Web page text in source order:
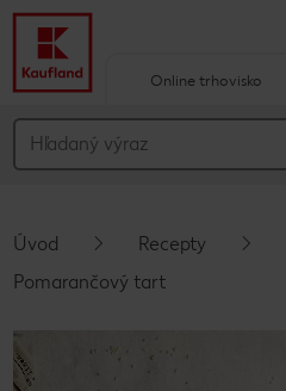
Hlavný obsah
Vyskakovací bočný panel
Online trhovisko
Úvod Recepty
Pomarančový tart